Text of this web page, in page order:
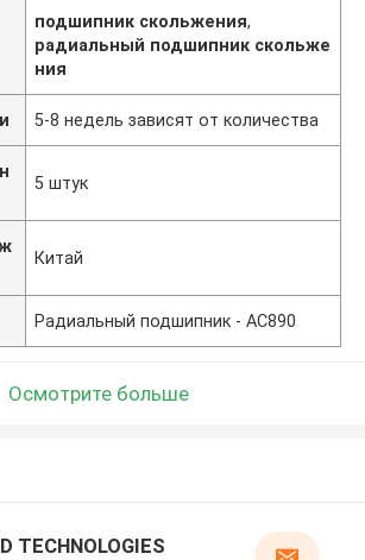
подшипник скольжения,
радиальный подшипник скольже
ния
5-8 недель зависят от количества
5 штук
Китай
Радиальный подшипник - АС890
Осмотрите больше
TECHNOLOGIES